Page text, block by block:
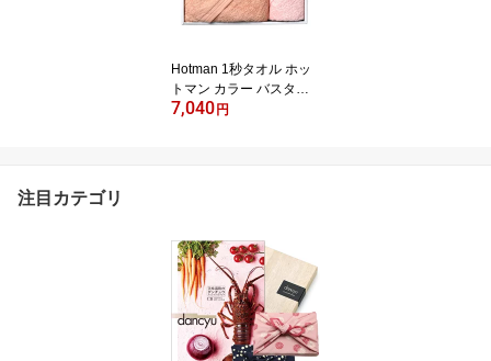
し お礼 贈り物 出産祝い
元
Hotman 1秒タオル ホッ
トマン カラー バスタオ
ル・ヘアタオル各1枚セ
ト 人気 30代 40代 50代
ギフト
7,040 円
注目カテゴリ